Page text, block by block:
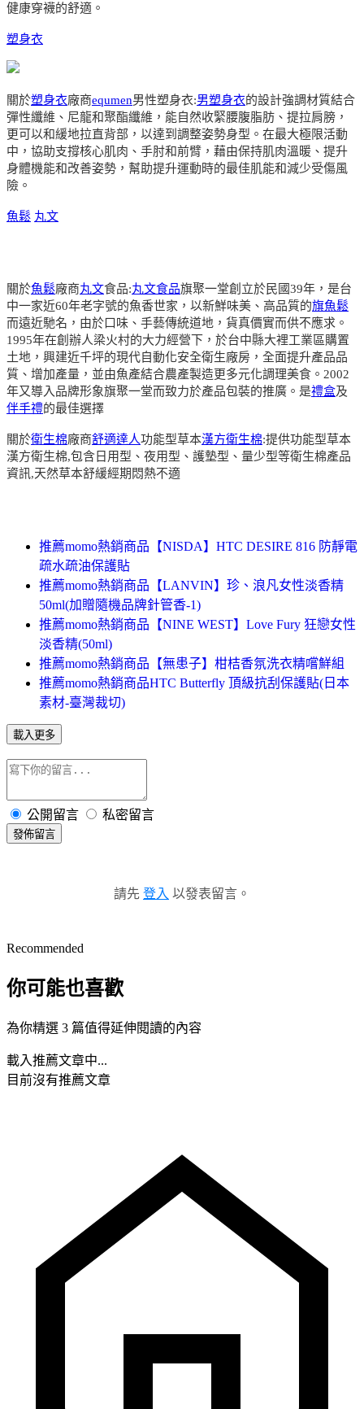
健康穿襪的舒適。
塑身衣
關於塑身衣廠商equmen男性塑身衣:男塑身衣的設計強調材質結合
彈性纖維、尼龍和聚酯纖維，能自然收緊腰腹脂肪、提拉肩膀，
更可以和緩地拉直背部，以達到調整姿勢身型。在最大極限活動
中，協助支撐核心肌肉、手肘和前臂，藉由保持肌肉溫暖、提升
身體機能和改善姿勢，幫助提升運動時的最佳肌能和減少受傷風
險。
魚鬆 丸文
關於魚鬆廠商丸文食品:丸文食品旗聚一堂創立於民國39年，是台
中一家近60年老字號的魚香世家，以新鮮味美、高品質的旗魚鬆
而遠近馳名，由於口味、手藝傳統道地，貨真價實而供不應求。
1995年在創辦人梁火村的大力經營下，於台中縣大裡工業區購置
土地，興建近千坪的現代自動化安全衛生廠房，全面提升產品品
質、增加產量，並由魚產結合農產製造更多元化調理美食。2002
年又導入品牌形象旗聚一堂而致力於產品包裝的推廣。是禮盒及
伴手禮的最佳選擇
關於衛生棉廠商舒適達人功能型草本漢方衛生棉:提供功能型草本
漢方衛生棉,包含日用型、夜用型、護墊型、量少型等衛生棉產品
資訊,天然草本舒緩經期悶熱不適
推薦momo熱銷商品【NISDA】HTC DESIRE 816 防靜電
疏水疏油保護貼
推薦momo熱銷商品【LANVIN】珍、浪凡女性淡香精
50ml(加贈隨機品牌針管香-1)
推薦momo熱銷商品【NINE WEST】Love Fury 狂戀女性
淡香精(50ml)
推薦momo熱銷商品【無患子】柑桔香氛洗衣精嚐鮮組
推薦momo熱銷商品HTC Butterfly 頂級抗刮保護貼(日本
素材-臺灣裁切)
載入更多
公開留言 私密留言
發佈留言
請先 登入 以發表留言。
Recommended
你可能也喜歡
為你精選 3 篇值得延伸閱讀的內容
載入推薦文章中...
目前沒有推薦文章